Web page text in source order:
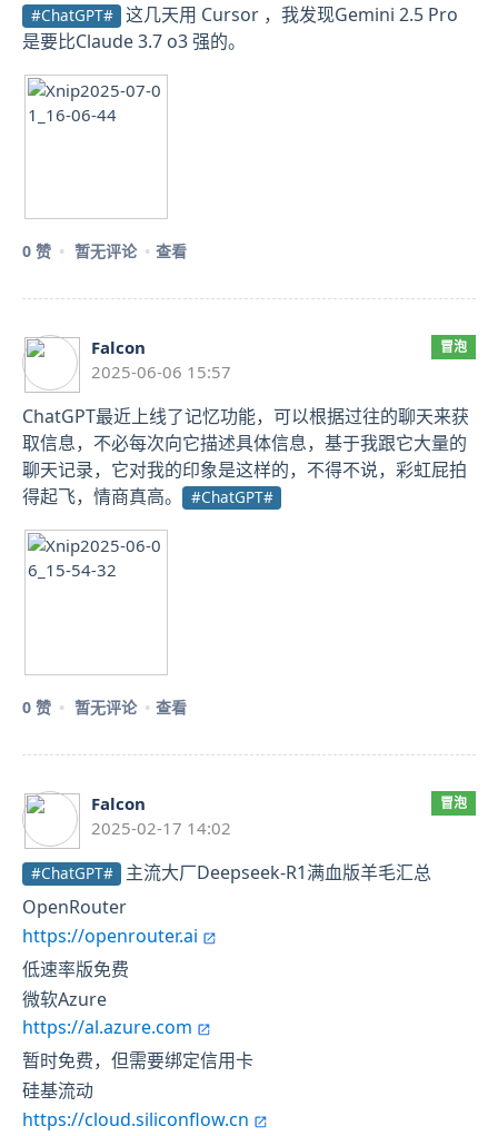
#ChatGPT#
这几天用 Cursor ，我发现Gemini 2.5 Pro
是要比Claude 3.7 o3 强的。
0 赞 暂无评论 查看
Falcon
2025-06-06 15:57
冒泡
ChatGPT最近上线了记忆功能，可以根据过往的聊天来获
取信息，不必每次向它描述具体信息，基于我跟它大量的
聊天记录，它对我的印象是这样的，不得不说，彩虹屁拍
得起飞，情商真高。
#ChatGPT#
0 赞 暂无评论 查看
Falcon
2025-02-17 14:02
冒泡
#ChatGPT#
主流大厂Deepseek-R1满血版羊毛汇总
OpenRouter
https://openrouter.ai
低速率版免费
微软Azure
https://al.azure.com
暂时免费，但需要绑定信用卡
硅基流动
https://cloud.siliconflow.cn